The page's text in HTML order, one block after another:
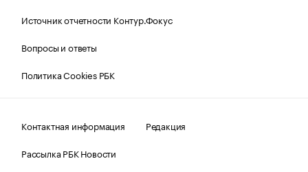
Источник отчетности Контур.Фокус
Вопросы и ответы
Политика Cookies РБК
Контактная информация
Редакция
Рассылка РБК Новости